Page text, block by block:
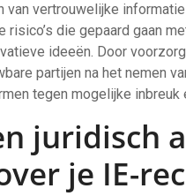
vertrouwelijke
risico’s die gepaard gaan
ideeën. Door
partijen na het nemen
tegen mogelijke
juridisch
je IE-